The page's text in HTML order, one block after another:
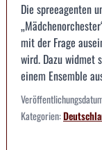
Die spreeagenten
mit der Frage
wird. Dazu widmet
einem Ensemble
Kategorien: